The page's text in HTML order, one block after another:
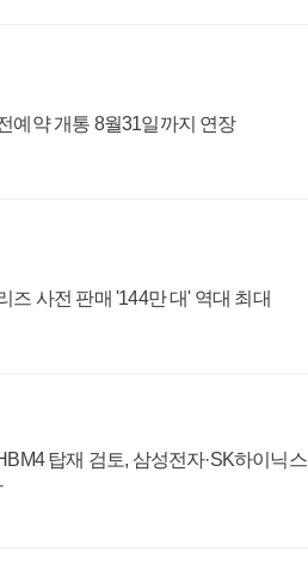
예약 개통 8월31일까지 연장
즈 사전 판매 '144만 대' 역대 최대
탑재 검토, 삼성전자·SK하이닉스